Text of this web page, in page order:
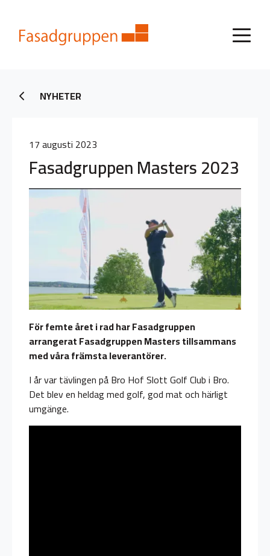
NYHETER
17 augusti 2023
Fasadgruppen Masters 2023
För femte året i rad har Fasadgruppen
arrangerat Fasadgruppen Masters tillsammans
med våra främsta leverantörer.
I år var tävlingen på Bro Hof Slott Golf Club i Bro.
Det blev en heldag med golf, god mat och härligt
umgänge.